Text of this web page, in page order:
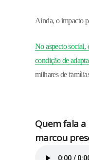
Ainda, o impacto
No aspecto social,
condição de
milhares de
Quem fala
marcou